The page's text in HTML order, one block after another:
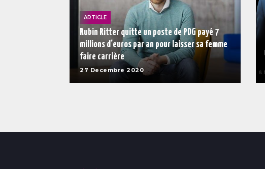
ARTICLE
Rubin Ritter quitte un poste de PDG payé 7
millions d'euros par an pour laisser sa femme
faire carrière
27 Decembre 2020